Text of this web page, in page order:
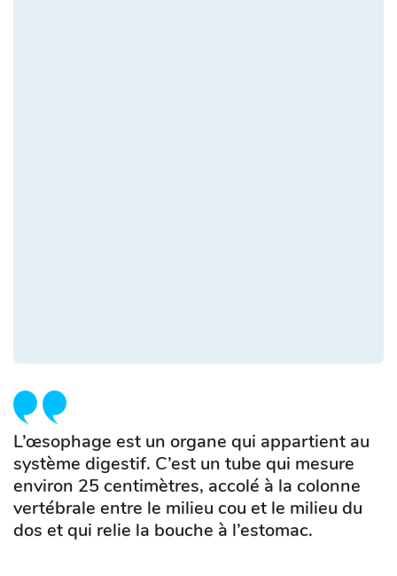
L’œsophage est un organe qui appartient au
système digestif. C’est un tube qui mesure
environ 25 centimètres, accolé à la colonne
vertébrale entre le milieu cou et le milieu du
dos et qui relie la bouche à l’estomac.